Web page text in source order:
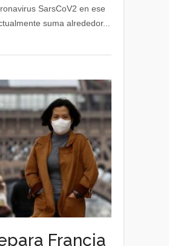
SarsCoV2 en ese
suma alrededor...
Francia